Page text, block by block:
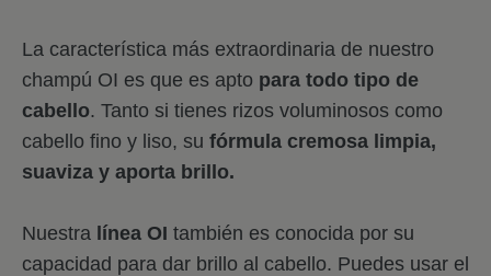
La característica más extraordinaria de nuestro
champú OI es que es apto para todo tipo de
cabello. Tanto si tienes rizos voluminosos como
cabello fino y liso, su fórmula cremosa limpia,
suaviza y aporta brillo.
Nuestra línea OI también es conocida por su
capacidad para dar brillo al cabello. Puedes usar el